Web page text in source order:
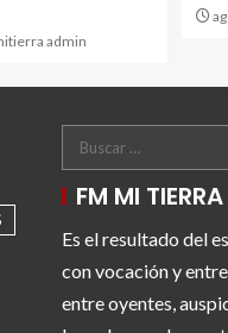
admin
FM MI TIERRA
Es el resultado del
con vocación y
entre oyentes,